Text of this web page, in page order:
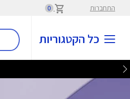
התחברות 0
כל הקטגוריות